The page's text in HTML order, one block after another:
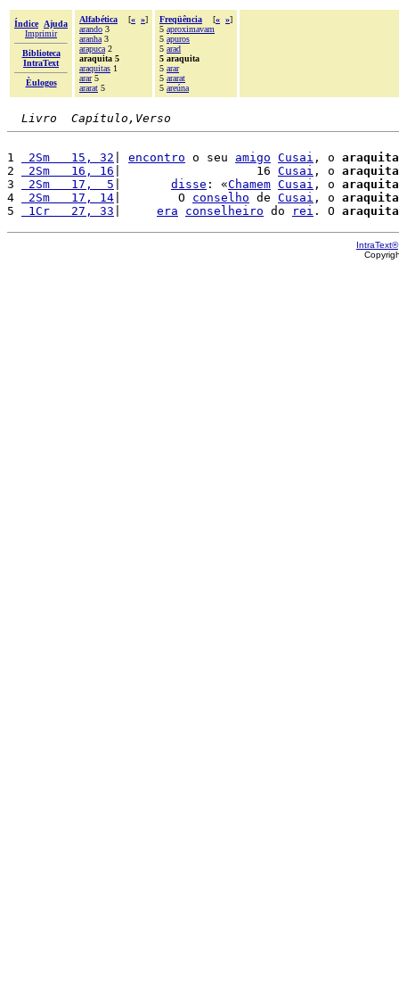
Índice
Ajuda
Imprimir
Biblioteca
IntraText
Èulogos
Alfabética [« »]
arando 3
aranha 3
arapuca 2
araquita 5
araquitas 1
arar5
ararat 5
Freqüência [« »]
5 aproximavam
5 apuros
5 arad
5 araquita
5 arar
5 ararat
5 areúna
Livro  Capítulo,Verso
1 2Sm   15, 32 encontro o seu amigo Cusai , o araquita
2
2Sm   16, 16 |                   16 Cusai , o araquita
3
2Sm   17,  5 disse : «Chamem Cusai , o araquita
4
2Sm   17, 14 |        O conselho de Cusai , o araquita
5
1Cr   27, 33 era conselheiro do rei . O araquita
IntraText®